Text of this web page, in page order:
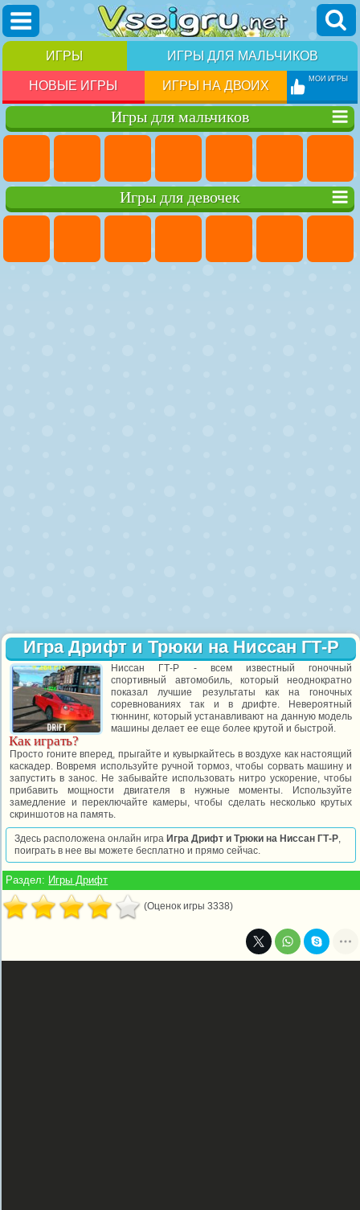
ИГРЫ ИГРЫ ДЛЯ МАЛЬЧИКОВ
НОВЫЕ ИГРЫ ИГРЫ НА ДВОИХ МОИ ИГРЫ
Игры для мальчиков
Игры для девочек
Игра Дрифт и Трюки на Ниссан ГТ-Р
Ниссан ГТ-Р - всем известный гоночный
спортивный автомобиль, который неоднократно
показал лучшие результаты как на гоночных
соревнованиях так и в дрифте. Невероятный
тюннинг, который устанавливают на данную модель
машины делает ее еще более крутой и быстрой.
Как играть?
Просто гоните вперед, прыгайте и кувыркайтесь в воздухе как настоящий
каскадер. Вовремя используйте ручной тормоз, чтобы сорвать машину и
запустить в занос. Не забывайте использовать нитро ускорение, чтобы
прибавить мощности двигателя в нужные моменты. Используйте
замедление и переключайте камеры, чтобы сделать несколько крутых
скриншотов на память.
Здесь расположена онлайн игра Игра Дрифт и Трюки на Ниссан ГТ-Р,
поиграть в нее вы можете бесплатно и прямо сейчас.
Раздел: Игры Дрифт
(Оценок игры 3338)